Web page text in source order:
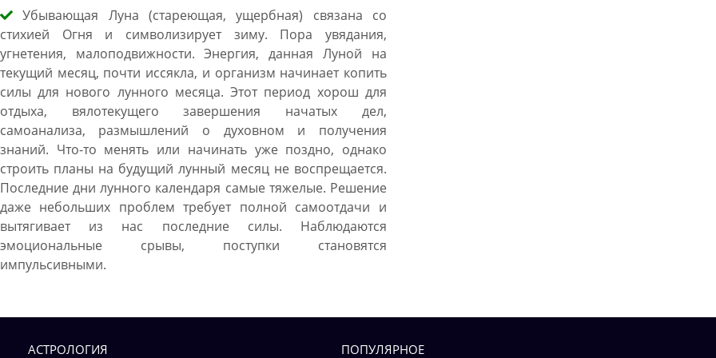
Убывающая Луна (стареющая, ущербная) связана со
стихией Огня и символизирует зиму. Пора увядания,
угнетения, малоподвижности. Энергия, данная Луной на
текущий месяц, почти иссякла, и организм начинает копить
силы для нового лунного месяца. Этот период хорош для
отдыха, вялотекущего завершения начатых дел,
самоанализа, размышлений о духовном и получения
знаний. Что-то менять или начинать уже поздно, однако
строить планы на будущий лунный месяц не воспрещается.
Последние дни лунного календаря самые тяжелые. Решение
даже небольших проблем требует полной самоотдачи и
вытягивает из нас последние силы. Наблюдаются
эмоциональные срывы, поступки становятся
импульсивными.
АСТРОЛОГИЯ ПОПУЛЯРНОЕ